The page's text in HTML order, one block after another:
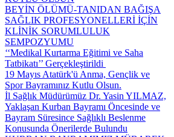
BEYİN ÖLÜMÜ-TANIDAN BAĞIŞA
SAĞLIK PROFESYONELLERİ İÇİN
KLİNİK SORUMLULUK
SEMPOZYUMU
‘‘Medikal Kurtarma Eğitimi ve Saha
Tatbikatı’’ Gerçekleştirildi ​
19 Mayıs Atatürk'ü Anma, Gençlik ve
Spor Bayramınız Kutlu Olsun.
İl Sağlık Müdürümüz Dr. Yasin YILMAZ,
Yaklaşan Kurban Bayramı Öncesinde ve
Bayram Süresince Sağlıklı Beslenme
Konusunda Önerilerde Bulundu